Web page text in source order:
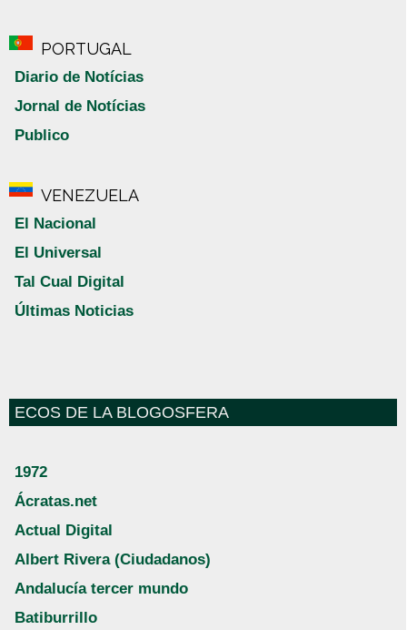
PORTUGAL
Diario de Notícias
Jornal de Notícias
Publico
VENEZUELA
El Nacional
El Universal
Tal Cual Digital
Últimas Noticias
ECOS DE LA BLOGOSFERA
1972
Ácratas.net
Actual Digital
Albert Rivera (Ciudadanos)
Andalucía tercer mundo
Batiburrillo